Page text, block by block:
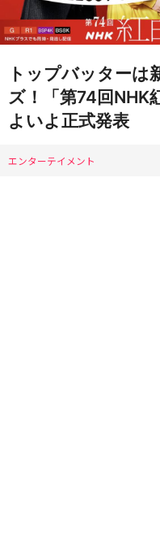
トップバッターは
ズ！「第74回NHK
よいよ正式発表
エンターテイメント